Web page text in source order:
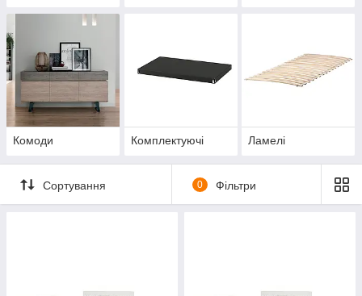
Комоди Комплектуючі Ламелі
Сортування 0 Фільтри